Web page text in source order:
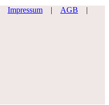
Impressum | AGB
|